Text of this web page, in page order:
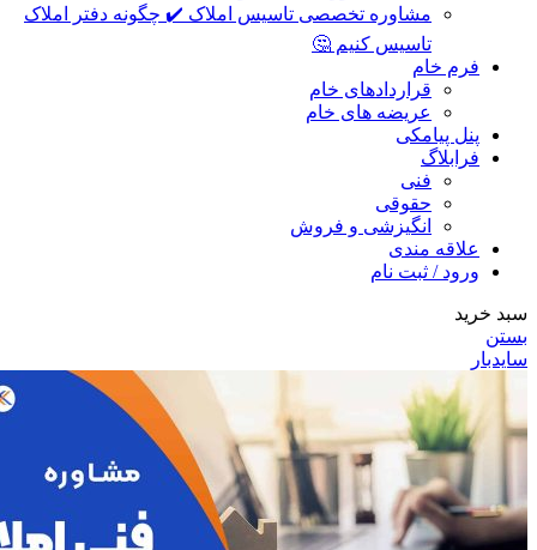
مشاوره تخصصی تاسیس املاک ✔️ چگونه دفتر املاک
تاسیس کنیم 🤔
فرم خام
قراردادهای خام
عریضه های خام
پنل پیامکی
فرابلاگ
فنی
حقوقی
انگیزشی و فروش
علاقه مندی
ورود / ثبت نام
سبد خرید
بستن
سایدبار